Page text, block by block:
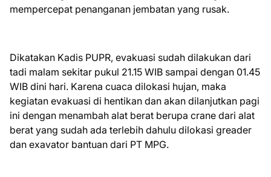
mempercepat penanganan jembatan yang rusak.
Dikatakan Kadis PUPR, evakuasi sudah dilakukan dari
tadi malam sekitar pukul 21.15 WIB sampai dengan 01.45
WIB dini hari. Karena cuaca dilokasi hujan, maka
kegiatan evakuasi di hentikan dan akan dilanjutkan pagi
ini dengan menambah alat berat berupa crane dari alat
berat yang sudah ada terlebih dahulu dilokasi greader
dan exavator bantuan dari PT MPG.